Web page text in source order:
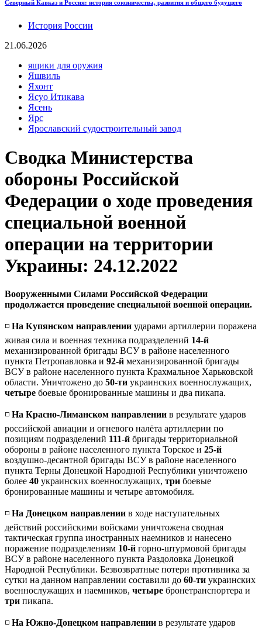
Северный Кавказ и Россия: история союзничества, развития и общего будущего
История России
21.06.2026
ящики для оружия
Яшвиль
Яхонт
Ясуо Итикава
Ясень
Ярс
Ярославский судостроительный завод
Сводка Министерства
обороны Российской
Федерации о ходе проведения
специальной военной
операции на территории
Украины: 24.12.2022
Вооруженными Силами Российской Федерации
продолжается проведение специальной военной операции.
◽️ На Купянском направлении ударами артиллерии поражена
живая сила и военная техника подразделений 14-й
механизированной бригады ВСУ в районе населенного
пункта Петропавловка и 92-й механизированной бригады
ВСУ в районе населенного пункта Крахмальное Харьковской
области. Уничтожено до 50-ти украинских военнослужащих,
четыре боевые бронированные машины и два пикапа.
◽️ На Красно-Лиманском направлении в результате ударов
российской авиации и огневого налёта артиллерии по
позициям подразделений 111-й бригады территориальной
обороны в районе населенного пункта Торское и 25-й
воздушно-десантной бригады ВСУ в районе населенного
пункта Терны Донецкой Народной Республики уничтожено
более 40 украинских военнослужащих, три боевые
бронированные машины и четыре автомобиля.
◽️ На Донецком направлении в ходе наступательных
действий российскими войсками уничтожена сводная
тактическая группа иностранных наемников и нанесено
поражение подразделениям 10-й горно-штурмовой бригады
ВСУ в районе населенного пункта Раздоловка Донецкой
Народной Республики. Безвозвратные потери противника за
сутки на данном направлении составили до 60-ти украинских
военнослужащих и наемников, четыре бронетранспортера и
три пикапа.
◽️ На Южно-Донецком направлении в результате ударов